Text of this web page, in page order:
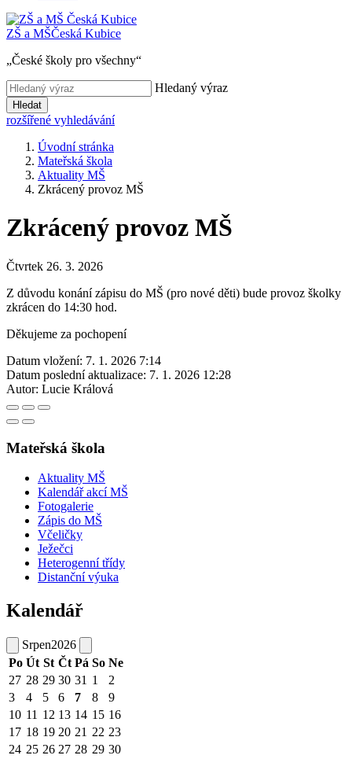
ZŠ a MŠČeská Kubice
„České školy pro všechny“
Hledaný výraz
Hledat
rozšířené vyhledávání
Úvodní stránka
Mateřská škola
Aktuality MŠ
Zkrácený provoz MŠ
Zkrácený provoz MŠ
Čtvrtek 26. 3. 2026
Z důvodu konání zápisu do MŠ (pro nové děti) bude provoz školky
zkrácen do 14:30 hod.
Děkujeme za pochopení
Datum vložení: 7. 1. 2026 7:14
Datum poslední aktualizace: 7. 1. 2026 12:28
Autor: Lucie Králová
Mateřská škola
Aktuality MŠ
Kalendář akcí MŠ
Fotogalerie
Zápis do MŠ
Včeličky
Ježečci
Heterogenní třídy
Distanční výuka
Kalendář
Srpen2026
Po Út St Čt Pá So Ne
27 28 29 30 31 1
2
3
4 5 6 7 8
9
10 11 12 13 14 15 16
17 18 19 20 21 22 23
24 25 26 27 28 29 30